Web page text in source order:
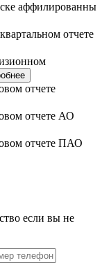
аффилированны
отчете
отчете
отчете АО
отчете ПАО
если вы не